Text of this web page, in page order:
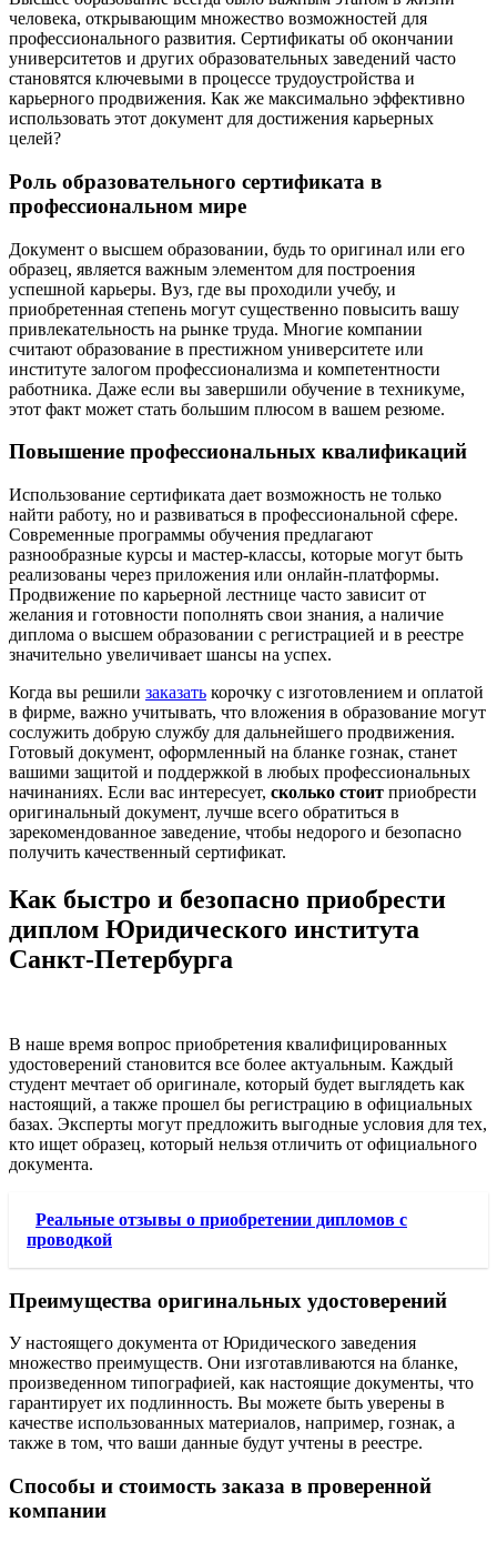
человека, открывающим множество возможностей для
профессионального развития. Сертификаты об окончании
университетов и других образовательных заведений часто
становятся ключевыми в процессе трудоустройства и
карьерного продвижения. Как же максимально эффективно
использовать этот документ для достижения карьерных
целей?
Роль образовательного сертификата в
профессиональном мире
Документ о высшем образовании, будь то оригинал или его
образец, является важным элементом для построения
успешной карьеры. Вуз, где вы проходили учебу, и
приобретенная степень могут существенно повысить вашу
привлекательность на рынке труда. Многие компании
считают образование в престижном университете или
институте залогом профессионализма и компетентности
работника. Даже если вы завершили обучение в техникуме,
этот факт может стать большим плюсом в вашем резюме.
Повышение профессиональных квалификаций
Использование сертификата дает возможность не только
найти работу, но и развиваться в профессиональной сфере.
Современные программы обучения предлагают
разнообразные курсы и мастер-классы, которые могут быть
реализованы через приложения или онлайн-платформы.
Продвижение по карьерной лестнице часто зависит от
желания и готовности пополнять свои знания, а наличие
диплома о высшем образовании с регистрацией и в реестре
значительно увеличивает шансы на успех.
Когда вы решили заказать корочку с изготовлением и оплатой
в фирме, важно учитывать, что вложения в образование могут
сослужить добрую службу для дальнейшего продвижения.
Готовый документ, оформленный на бланке гознак, станет
вашими защитой и поддержкой в любых профессиональных
начинаниях. Если вас интересует, сколько стоит приобрести
оригинальный документ, лучше всего обратиться в
зарекомендованное заведение, чтобы недорого и безопасно
получить качественный сертификат.
Как быстро и безопасно приобрести
диплом Юридического института
Санкт-Петербурга
В наше время вопрос приобретения квалифицированных
удостоверений становится все более актуальным. Каждый
студент мечтает об оригинале, который будет выглядеть как
настоящий, а также прошел бы регистрацию в официальных
базах. Эксперты могут предложить выгодные условия для тех,
кто ищет образец, который нельзя отличить от официального
документа.
Реальные отзывы о приобретении дипломов с
проводкой
Преимущества оригинальных удостоверений
У настоящего документа от Юридического заведения
множество преимуществ. Они изготавливаются на бланке,
произведенном типографией, как настоящие документы, что
гарантирует их подлинность. Вы можете быть уверены в
качестве использованных материалов, например, гознак, а
также в том, что ваши данные будут учтены в реестре.
Способы и стоимость заказа в проверенной
компании